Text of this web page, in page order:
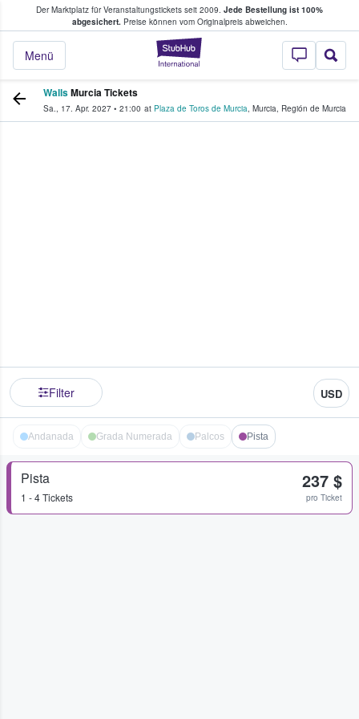
Der Marktplatz für Veranstaltungstickets seit 2009. Jede Bestellung ist 100%
abgesichert.Preise können vom Originalpreis abweichen.
StubHub - Wo
Menü
Tickets kaufen & verkaufen
WallsMurcia Tickets
Sa., 17. Apr. 2027 • 21:00 at Plaza de Toros de Murcia, Murcia, Región de Murcia
Filter USD
Andanada Grada Numerada Palcos Pista
Pista
1 - 4 Tickets
237 $
pro Ticket